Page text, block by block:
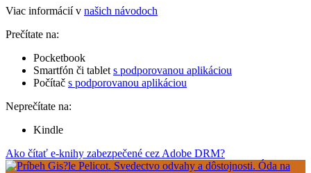
Viac informácií v našich návodoch
Prečítate na:
Pocketbook
Smartfón či tablet s podporovanou aplikáciou
Počítač s podporovanou aplikáciou
Neprečítate na:
Kindle
Ako čítať e-knihy zabezpečené cez Adobe DRM?